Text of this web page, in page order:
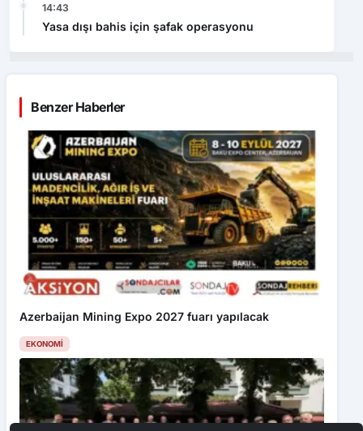
14:43
Yasa dışı bahis için şafak operasyonu
Benzer Haberler
Azerbaijan Mining Expo 2027 fuarı yapılacak
EKONOMI